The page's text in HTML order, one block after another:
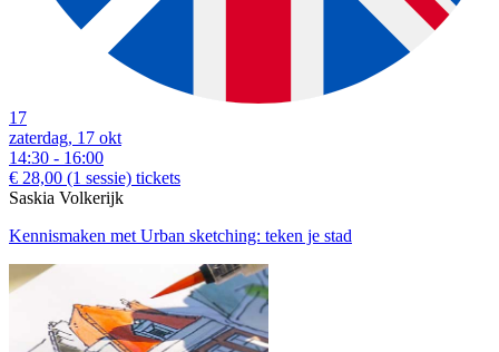
17
zaterdag, 17 okt
14:30 - 16:00
€ 28,00 (1 sessie) tickets
Saskia Volkerijk
Kennismaken met Urban sketching: teken je stad